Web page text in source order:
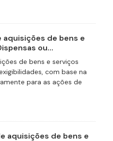
aquisições de bens e
ou...
de bens e serviços
com base na
para as ações de
aquisições de bens e